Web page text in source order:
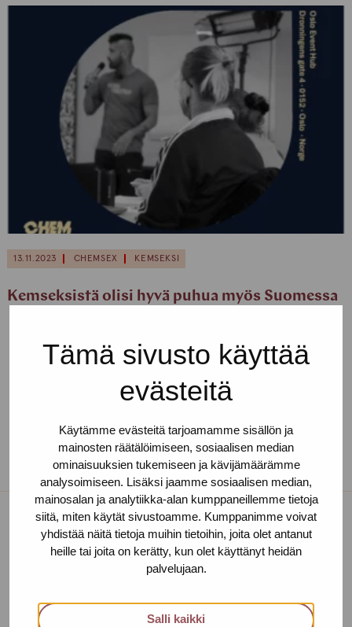
Tämä sivusto käyttää
evästeitä
Käytämme evästeitä tarjoamamme sisällön ja
mainosten räätälöimiseen, sosiaalisen median
ominaisuuksien tukemiseen ja kävijämäärämme
analysoimiseen. Lisäksi jaamme sosiaalisen median,
mainosalan ja analytiikka-alan kumppaneillemme tietoja
siitä, miten käytät sivustoamme. Kumppanimme voivat
yhdistää näitä tietoja muihin tietoihin, joita olet antanut
heille tai joita on kerätty, kun olet käyttänyt heidän
palvelujaan.
Salli kaikki
13.11.2023 CHEMSEX KEMSEKSI
Kemseksistä olisi hyvä puhua myös Suomessa
Toimipisteet
Helsinki